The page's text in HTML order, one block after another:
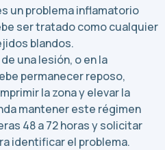
un problema inflamatorio
ser tratado como cualquier
blandos.
una lesión, o en la
permanecer reposo,
la zona y elevar la
mantener este régimen
48 a 72 horas y solicitar
identificar el problema.